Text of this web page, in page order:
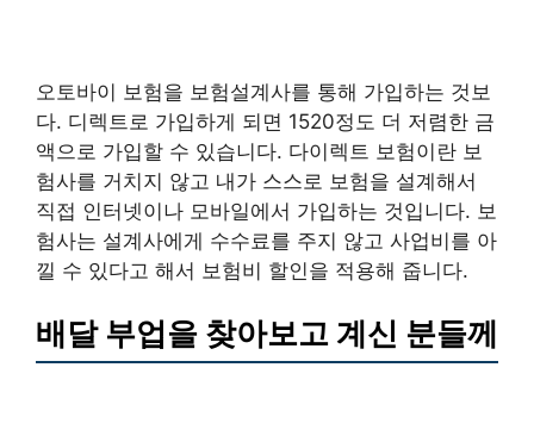
오토바이 보험을 보험설계사를 통해 가입하는 것보
다. 디렉트로 가입하게 되면 1520정도 더 저렴한 금
액으로 가입할 수 있습니다. 다이렉트 보험이란 보
험사를 거치지 않고 내가 스스로 보험을 설계해서
직접 인터넷이나 모바일에서 가입하는 것입니다. 보
험사는 설계사에게 수수료를 주지 않고 사업비를 아
낄 수 있다고 해서 보험비 할인을 적용해 줍니다.
배달 부업을 찾아보고 계신 분들께